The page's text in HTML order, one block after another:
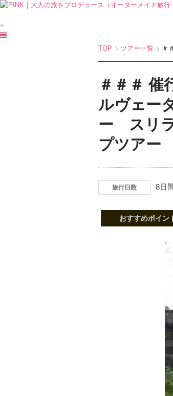
TOP ツアー一覧 ＃
＃＃＃
ルヴェー
ー スリラ
プツアー
旅行日数 8日
おすすめポイン